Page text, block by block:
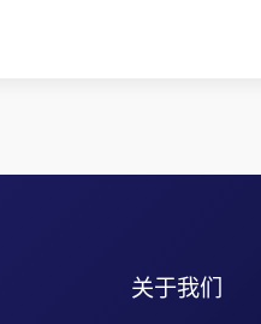
关于我们